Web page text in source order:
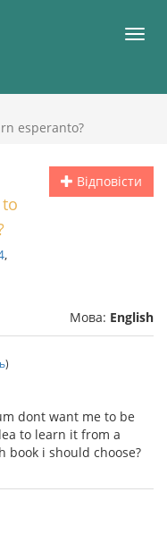
esperanto?
Відповісти
,
Мова: English
)
dont want me to be
to learn it from a
book i should choose?